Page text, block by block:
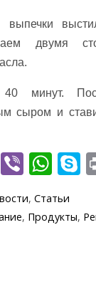
двумя
минут.
сыром и
T
el
Vi
b
er
W
h
at
s
S
k
y
p
, Статьи
, Продукты,